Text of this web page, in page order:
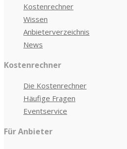
Kostenrechner
Wissen
Anbieterverzeichnis
News
Kostenrechner
Die Kostenrechner
Häufige Fragen
Eventservice
Für Anbieter